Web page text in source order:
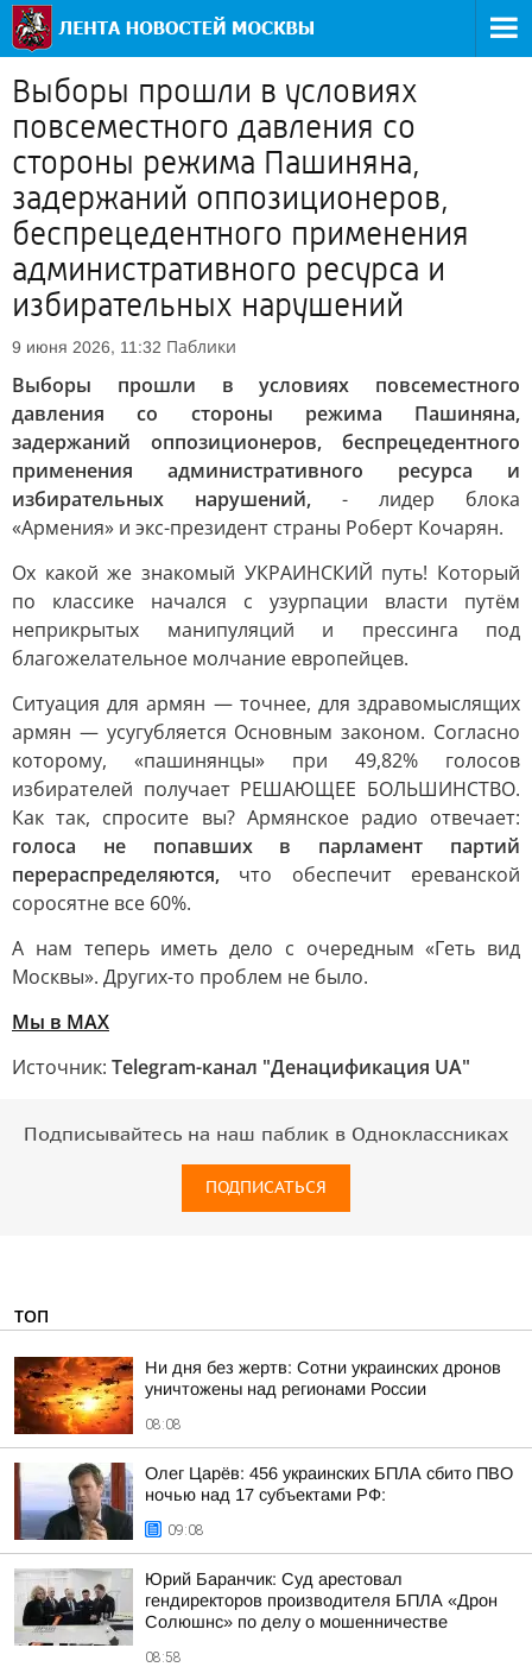
Выборы прошли в условиях
повсеместного давления со
стороны режима Пашиняна,
задержаний оппозиционеров,
беспрецедентного применения
административного ресурса и
избирательных нарушений
9 июня 2026, 11:32 Паблики
Выборы прошли в условиях повсеместного
давления со стороны режима Пашиняна,
задержаний оппозиционеров, беспрецедентного
применения административного ресурса и
избирательных нарушений, - лидер блока
«Армения» и экс-президент страны Роберт Кочарян.
Ох какой же знакомый УКРАИНСКИЙ путь! Который
по классике начался с узурпации власти путём
неприкрытых манипуляций и прессинга под
благожелательное молчание европейцев.
Ситуация для армян — точнее, для здравомыслящих
армян — усугубляется Основным законом. Согласно
которому, «пашинянцы» при 49,82% голосов
избирателей получает РЕШАЮЩЕЕ БОЛЬШИНСТВО.
Как так, спросите вы? Армянское радио отвечает:
голоса не попавших в парламент партий
перераспределяются, что обеспечит ереванской
соросятне все 60%.
А нам теперь иметь дело с очередным «Геть вид
Москвы». Других-то проблем не было.
Мы в MAX
Источник: Telegram-канал "Денацификация UA"
Подписывайтесь на наш паблик в Одноклассниках
ПОДПИСАТЬСЯ
ТОП
Ни дня без жертв: Сотни украинских дронов
уничтожены над регионами России
08:08
Олег Царёв: 456 украинских БПЛА сбито ПВО
ночью над 17 субъектами РФ:
09:08
Юрий Баранчик: Суд арестовал
гендиректоров производителя БПЛА «Дрон
Солюшнс» по делу о мошенничестве
08:58